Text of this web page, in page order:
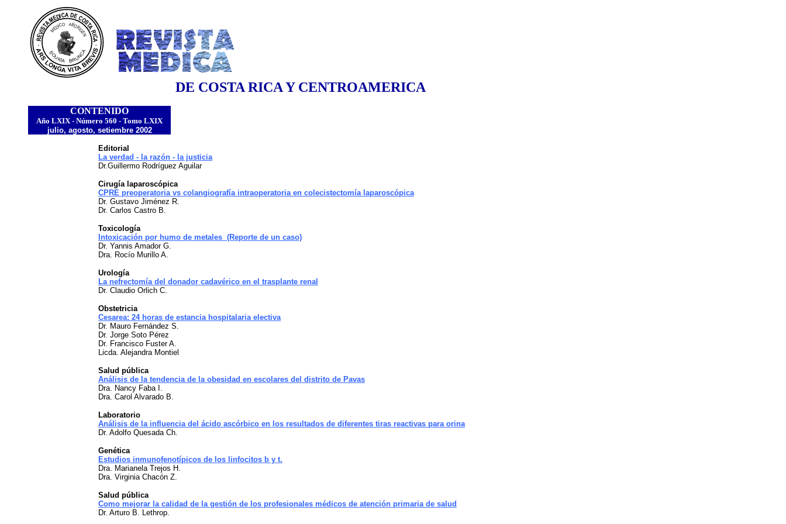
DE COSTA RICA Y CENTROAMERICA
CONTENIDO
Año LXIX - Número 560 - Tomo LXIX
julio, agosto, setiembre 2002
Editorial
La verdad - la razón - la justicia
Dr.Guillermo Rodríguez Aguilar
Cirugía laparoscópica
CPRE preoperatoria vs colangiografía intraoperatoria en colecistectomía laparoscópica
Dr. Gustavo Jiménez R.
Dr. Carlos Castro B.
Toxicología
Intoxicación por humo de metales (Reporte de un caso)
Dr. Yannis Amador G.
Dra. Rocío Murillo A.
Urología
La nefrectomía del donador cadavérico en el trasplante renal
Dr. Claudio Orlich C.
Obstetricia
Cesarea: 24 horas de estancia hospitalaria electiva
Dr. Mauro Fernández S.
Dr. Jorge Soto Pérez
Dr. Francisco Fuster A.
Licda. Alejandra Montiel
Salud pública
Análisis de la tendencia de la obesidad en escolares del distrito de Pavas
Dra. Nancy Faba I.
Dra. Carol Alvarado B.
Laboratorio
Análisis de la influencia del ácido ascórbico en los resultados de diferentes tiras reactivas para orina
Dr. Adolfo Quesada Ch.
Genética
Estudios inmunofenotípicos de los linfocitos b y t.
Dra. Marianela Trejos H.
Dra. Virginia Chacón Z.
Salud pública
Como mejorar la calidad de la gestión de los profesionales médicos de atención primaria de salud
Dr. Arturo B. Lethrop.